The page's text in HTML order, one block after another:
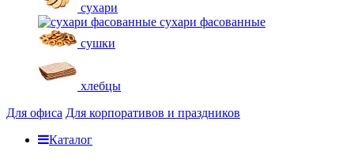
сухари
сухари фасованные
сушки
хлебцы
Для офиса Для корпоративов и праздников
Каталог